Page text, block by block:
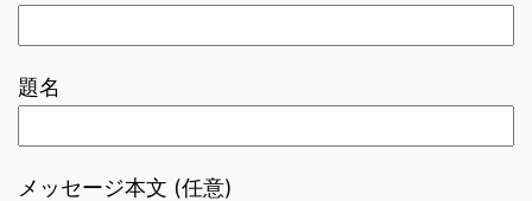
題名
メッセージ本文 (任意)